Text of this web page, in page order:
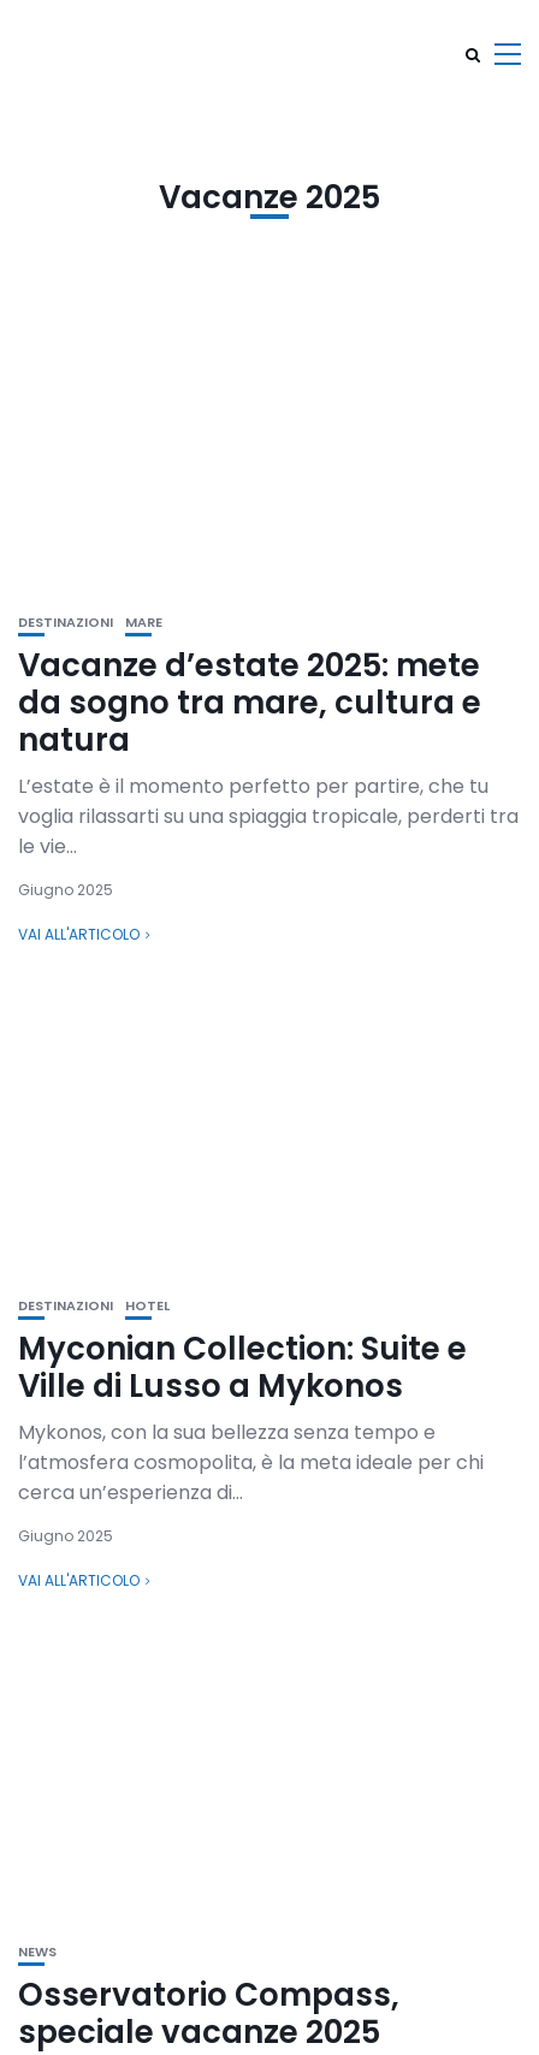
Vacanze 2025
DESTINAZIONI MARE
Vacanze d’estate 2025: mete
da sogno tra mare, cultura e
natura
L’estate è il momento perfetto per partire, che tu
voglia rilassarti su una spiaggia tropicale, perderti tra
le vie...
Giugno 2025
VAI ALL'ARTICOLO
DESTINAZIONI HOTEL
Myconian Collection: Suite e
Ville di Lusso a Mykonos
Mykonos, con la sua bellezza senza tempo e
l’atmosfera cosmopolita, è la meta ideale per chi
cerca un’esperienza di...
Giugno 2025
VAI ALL'ARTICOLO
NEWS
Osservatorio Compass,
speciale vacanze 2025